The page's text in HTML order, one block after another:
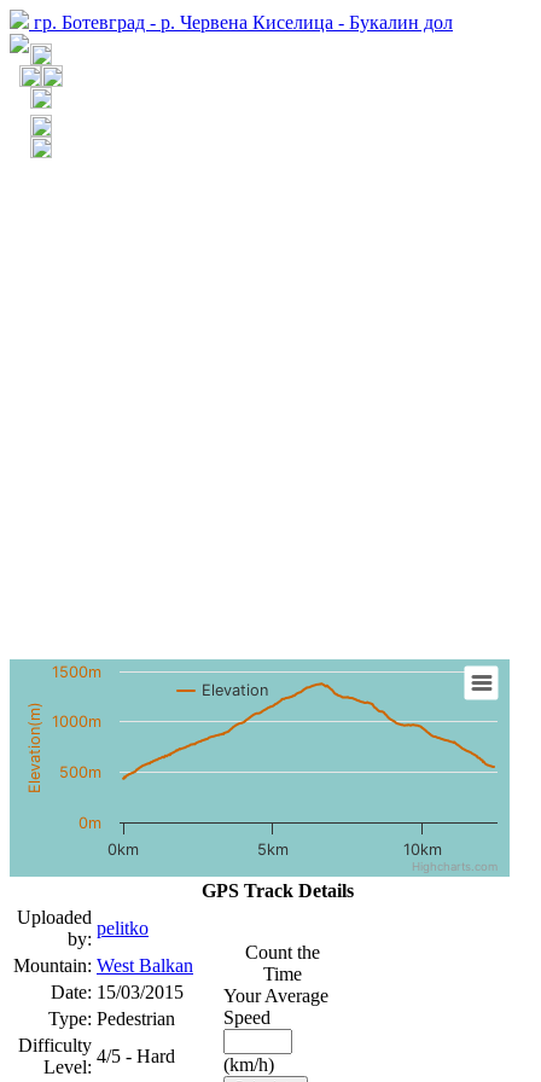
гр. Ботевград - р. Червена Киселица - Букалин дол
Elevation(m)
Elevation
0km 10km
5km
0m
500m
1000m
1500m
Highcharts.com
GPS Track Details
Uploaded
by:
pelitko
Count the
Time
Your Average
Speed
(km/h)
Mountain: West Balkan
Date: 15/03/2015
Type: Pedestrian
Difficulty
Level:
4/5 - Hard